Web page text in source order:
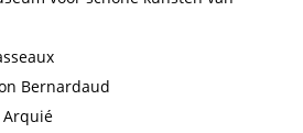
Bernardaud
Arquié